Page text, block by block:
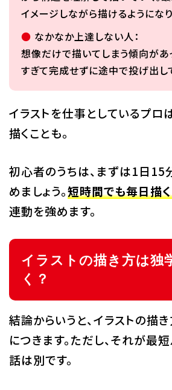
イメージしながら描けるようになり
なかなか上達しない人：
想像だけで描いてしまう傾向があ
すぎて完成せずに途中で投げ出し
イラストを仕事としているプ
描くことも。
初心者のうちは、まずは1日15
めましょう。短時間でも毎日描
連動を強めます。
イラストの描き方は独
く？
結論からいうと、イラストの描
につきます。ただし、それが最
話は別です。